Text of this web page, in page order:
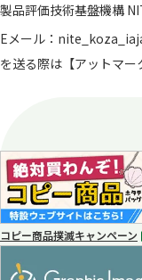
製品評価技術基盤機構
Eメール：
を送る際は【アットマー
コピー商品撲滅キャンペーン